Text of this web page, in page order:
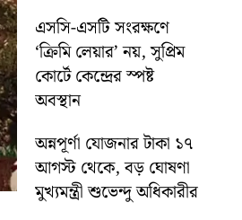
এসসি-এসটি সংরক্ষণে
‘ক্রিমি লেয়ার’ নয়, সুপ্রিম
কোর্টে কেন্দ্রের স্পষ্ট
অবস্থান
অন্নপূর্ণা যোজনার টাকা ১৭
আগস্ট থেকে, বড় ঘোষণা
মুখ্যমন্ত্রী শুভেন্দু অধিকারীর